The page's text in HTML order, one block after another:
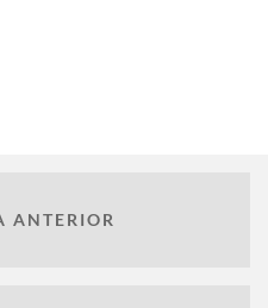
ANTERIOR